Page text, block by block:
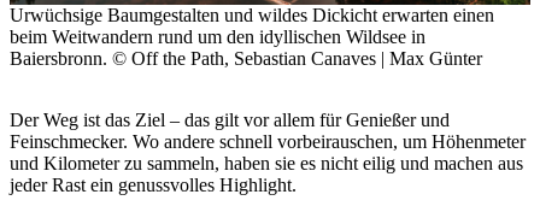
Urwüchsige Baumgestalten und wildes Dickicht erwarten einen
beim Weitwandern rund um den idyllischen Wildsee in
Baiersbronn. © Off the Path, Sebastian Canaves | Max Günter
Der Weg ist das Ziel – das gilt vor allem für Genießer und
Feinschmecker. Wo andere schnell vorbeirauschen, um Höhenmeter
und Kilometer zu sammeln, haben sie es nicht eilig und machen aus
jeder Rast ein genussvolles Highlight.